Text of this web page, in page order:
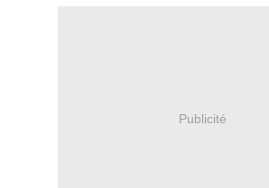
Publicité